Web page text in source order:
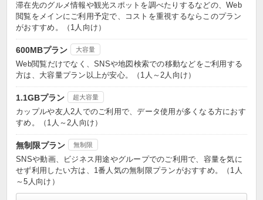
滞在先のグルメ情報や観光スポットを調べたりするなどの、Web
閲覧をメインにご利用予定で、コストを重視するならこのプラン
がおすすめ。（1人向け）
600MBプラン 大容量
Web閲覧だけでなく、SNSや地図検索での移動などをご利用する
方は、大容量プラン以上が安心。（1人～2人向け）
1.1GBプラン 超大容量
カップルや友人2人でのご利用で、データ使用が多くなる方におす
すめ。（1人～2人向け）
無制限プラン 無制限
SNSや動画、ビジネス用途やグループでのご利用で、容量を気に
せず利用したい方は、1番人気の無制限プランがおすすめ。（1人
～5人向け）